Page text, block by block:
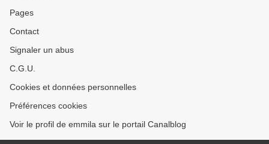
Pages
Contact
Signaler un abus
C.G.U.
Cookies et données personnelles
Préférences cookies
Voir le profil de emmila sur le portail Canalblog